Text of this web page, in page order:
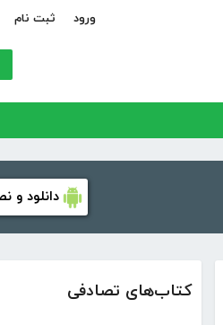
ورود ثبت نام
دانلود و
کتاب‌های تصادفی